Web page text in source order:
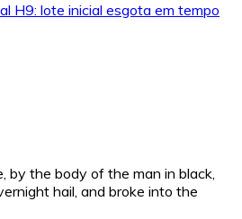
H9: lote inicial esgota em tempo
the body of the man in black,
hail, and broke into the